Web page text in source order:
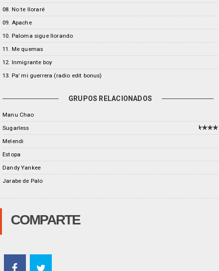
08. No te lloraré
09. Apache
10. Paloma sigue llorando
11. Me quemas
12. Inmigrante boy
13. Pa’ mi guerrera (radio edit bonus)
GRUPOS RELACIONADOS
Manu Chao
Sugarless
Melendi
Estopa
Dandy Yankee
Jarabe de Palo
COMPARTE